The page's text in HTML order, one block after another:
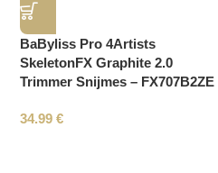
BaByliss Pro 4Artists
SkeletonFX Graphite 2.0
Trimmer Snijmes – FX707B2ZE
34.99 €